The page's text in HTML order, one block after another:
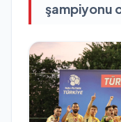
şampiyonu